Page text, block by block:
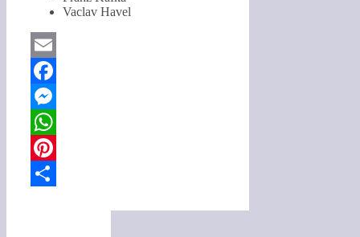
Vaclav Havel
Email
Facebook
Messenger
WhatsApp
Pinterest